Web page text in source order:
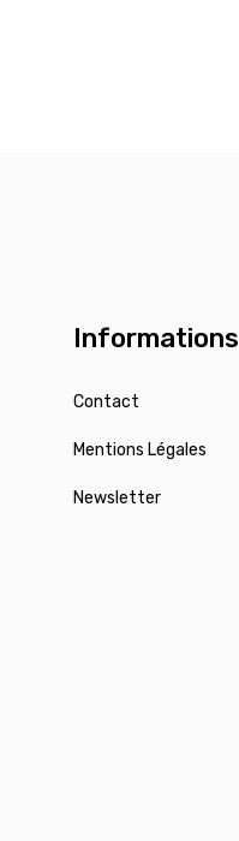
Informations
Contact
Mentions Légales
Newsletter